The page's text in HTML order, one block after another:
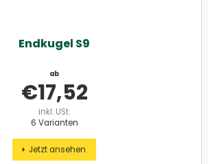
Endkugel S9
ab
€17,52
inkl. USt.
6 Varianten
Jetzt ansehen